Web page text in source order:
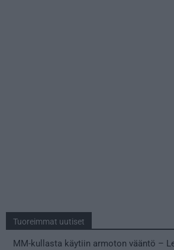
Tuoreimmat uutiset
MM-kullasta käytiin armoton vääntö –